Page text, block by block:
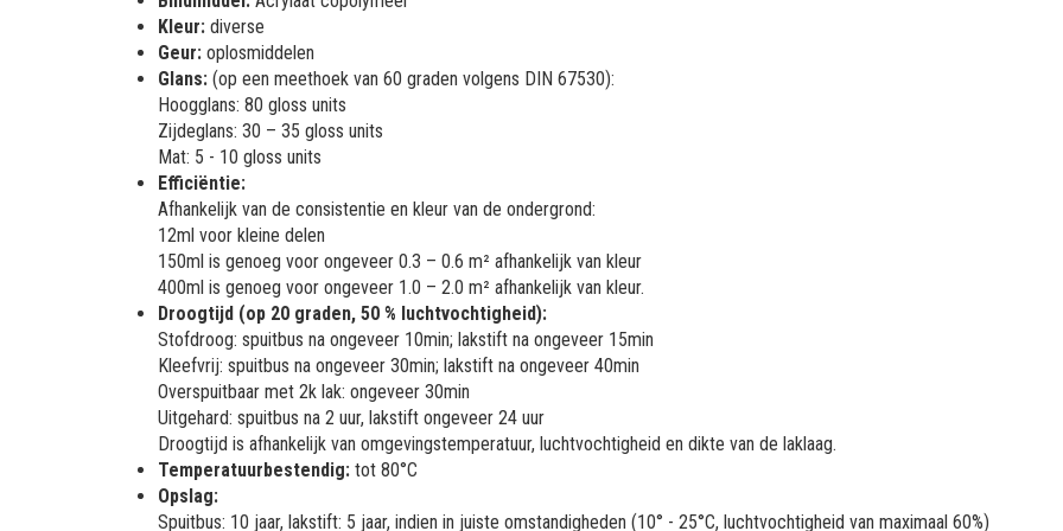
Kleur: diverse
Geur: oplosmiddelen
Glans: (op een meethoek van 60 graden volgens DIN 67530):
Hoogglans: 80 gloss units
Zijdeglans: 30 – 35 gloss units
Mat: 5 - 10 gloss units
Efficiëntie:
Afhankelijk van de consistentie en kleur van de ondergrond:
12ml voor kleine delen
150ml is genoeg voor ongeveer 0.3 – 0.6 m² afhankelijk van kleur
400ml is genoeg voor ongeveer 1.0 – 2.0 m² afhankelijk van kleur.
Droogtijd (op 20 graden, 50 % luchtvochtigheid):
Stofdroog: spuitbus na ongeveer 10min; lakstift na ongeveer 15min
Kleefvrij: spuitbus na ongeveer 30min; lakstift na ongeveer 40min
Overspuitbaar met 2k lak: ongeveer 30min
Uitgehard: spuitbus na 2 uur, lakstift ongeveer 24 uur
Droogtijd is afhankelijk van omgevingstemperatuur, luchtvochtigheid en dikte van de laklaag.
Temperatuurbestendig: tot 80°C
Opslag:
Spuitbus: 10 jaar, lakstift: 5 jaar, indien in juiste omstandigheden (10° - 25°C, luchtvochtigheid van maximaal 60%)